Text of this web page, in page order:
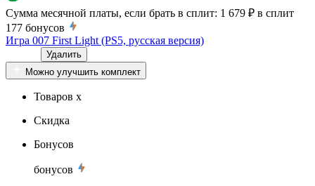
Сумма месячной платы, если брать в сплит: 1 679 ₽ в сплит
177 бонусов
Игра 007 First Light (PS5, русская версия)
Удалить
Можно улучшить комплект
Товаров x
Скидка
Бонусов
бонусов